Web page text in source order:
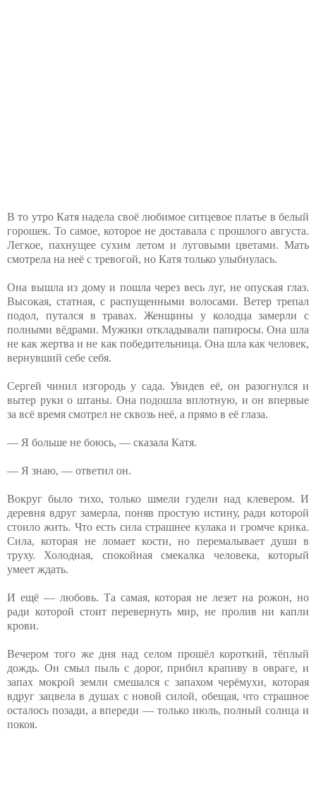
В то утро Катя надела своё любимое ситцевое платье в белый
горошек. То самое, которое не доставала с прошлого августа.
Легкое, пахнущее сухим летом и луговыми цветами. Мать
смотрела на неё с тревогой, но Катя только улыбнулась.
Она вышла из дому и пошла через весь луг, не опуская глаз.
Высокая, статная, с распущенными волосами. Ветер трепал
подол, путался в травах. Женщины у колодца замерли с
полными вёдрами. Мужики откладывали папиросы. Она шла
не как жертва и не как победительница. Она шла как человек,
вернувший себе себя.
Сергей чинил изгородь у сада. Увидев её, он разогнулся и
вытер руки о штаны. Она подошла вплотную, и он впервые
за всё время смотрел не сквозь неё, а прямо в её глаза.
— Я больше не боюсь, — сказала Катя.
— Я знаю, — ответил он.
Вокруг было тихо, только шмели гудели над клевером. И
деревня вдруг замерла, поняв простую истину, ради которой
стоило жить. Что есть сила страшнее кулака и громче крика.
Сила, которая не ломает кости, но перемалывает души в
труху. Холодная, спокойная смекалка человека, который
умеет ждать.
И ещё — любовь. Та самая, которая не лезет на рожон, но
ради которой стоит перевернуть мир, не пролив ни капли
крови.
Вечером того же дня над селом прошёл короткий, тёплый
дождь. Он смыл пыль с дорог, прибил крапиву в овраге, и
запах мокрой земли смешался с запахом черёмухи, которая
вдруг зацвела в душах с новой силой, обещая, что страшное
осталось позади, а впереди — только июль, полный солнца и
покоя.